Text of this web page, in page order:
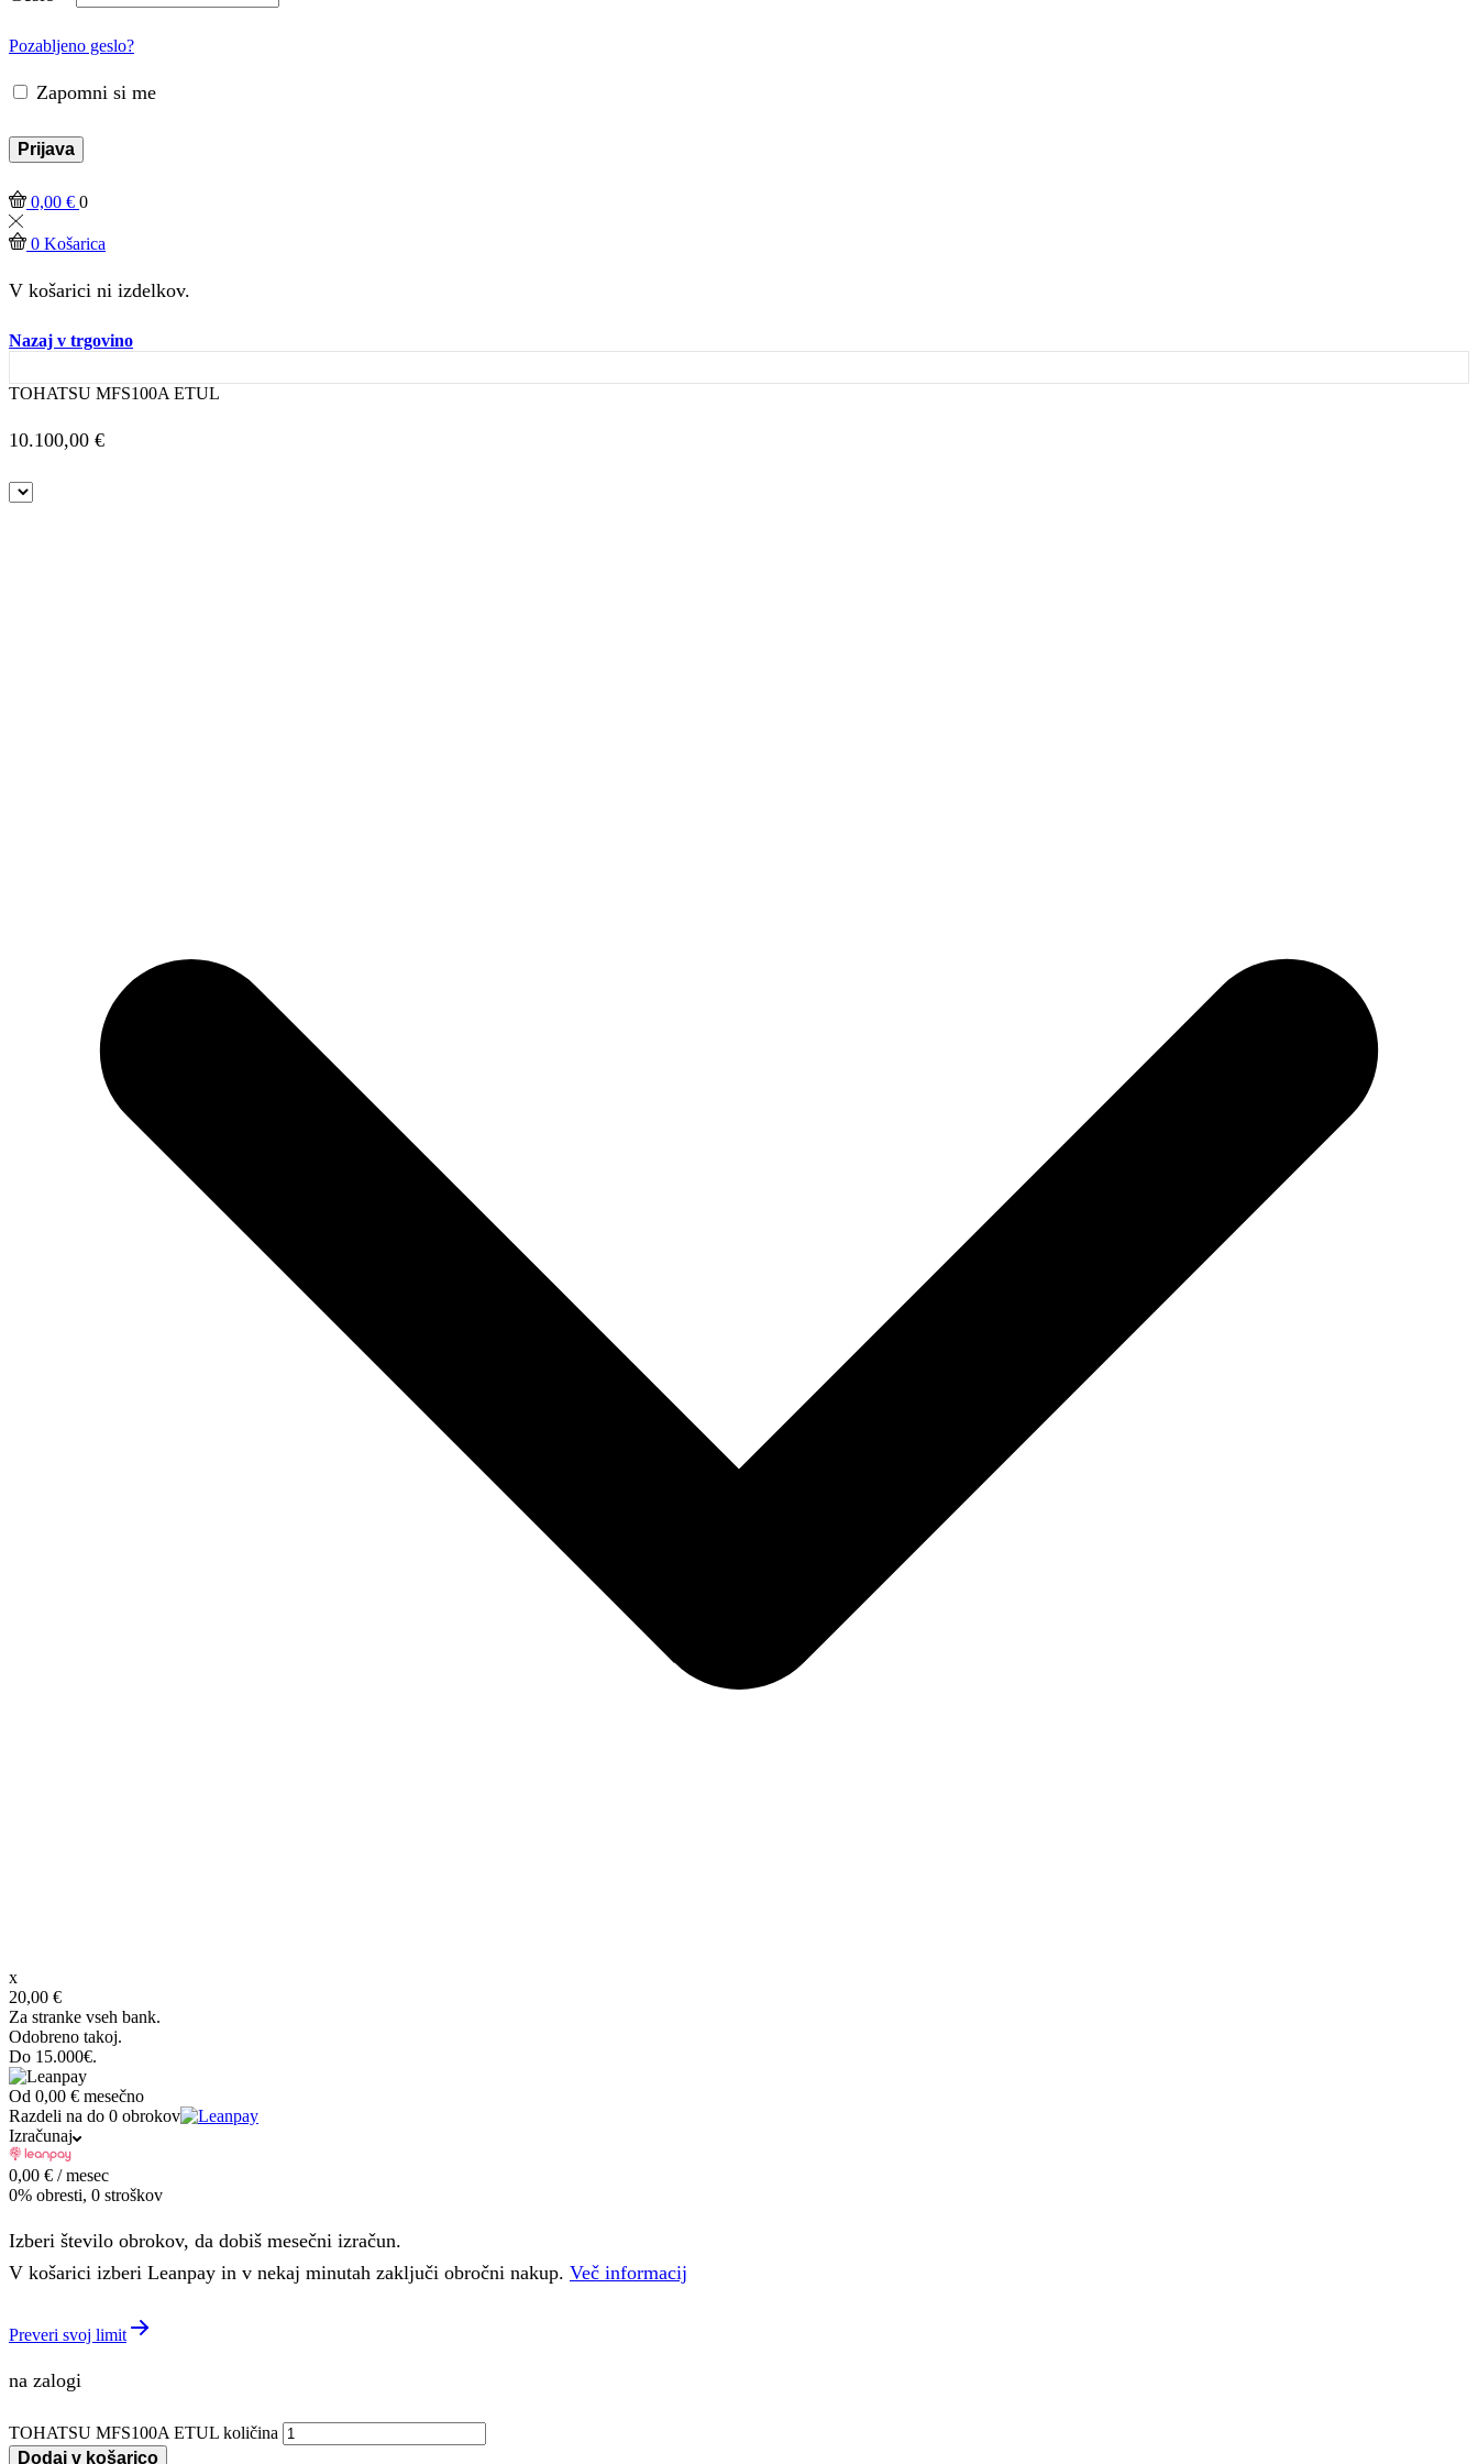
Pozabljeno geslo?
Zapomni si me
Prijava
0,00 € 0
0 Košarica
V košarici ni izdelkov.
Nazaj v trgovino
TOHATSU MFS100A ETUL
10.100,00 €
x
20,00 €
Za stranke vseh bank.
Odobreno takoj.
Do 15.000€.
Od 0,00 € mesečno
Razdeli na do 0 obrokov
Izračunaj
0,00 € / mesec
0% obresti, 0 stroškov
Izberi število obrokov, da dobiš mesečni izračun.
V košarici izberi Leanpay in v nekaj minutah zaključi obročni nakup. Več informacij
Preveri svoj limit
na zalogi
TOHATSU MFS100A ETUL količina
Dodaj v košarico